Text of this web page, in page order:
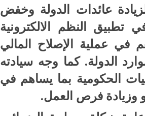
عائدات الدولة وخفض
تطبيق النظم الالكترونية
في عملية الإصلاح المالي
الدولة. كما وجه سيادته
الحكومية بما يساهم في
وزيادة فرص العمل.